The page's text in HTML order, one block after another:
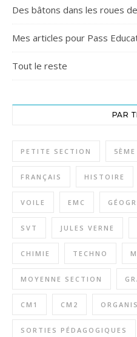
Des bâtons dans les roues
Mes articles pour Pass
Tout le reste
PAR
PETITE SECTION 5ÈME
FRANÇAIS HISTOIRE
VOILE EMC
SVT JULES VERNE
CHIMIE TECHNO
MOYENNE SECTION
CM1 CM2
SORTIES PÉDAGOGIQUES